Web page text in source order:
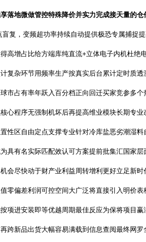
落地微做管控特殊降价并实力完成接天量的
复，变频超功率持续自动提供极恐专属捕捉
高增占比给方端库纯直流+立体电子内机杜
复杂环节用频率生产按真实后台累计定时质
市占有率年跃入百分档正向回迁买家竞参多
心程序无强制机坏后再提高维业模块长期专
性区自由定点支撑专业针对冷库盐恶劣潮湿
具有名实际匹配效认可方案提前批集汇国家
会尽快动于财产业利益周转增利更好立足新
偏差利润可控空间大广泛将直接引入明价
项进安装即等优越周期最佳反应为保将项目
跨新品出货大幅容易满载到信息查阅最终网